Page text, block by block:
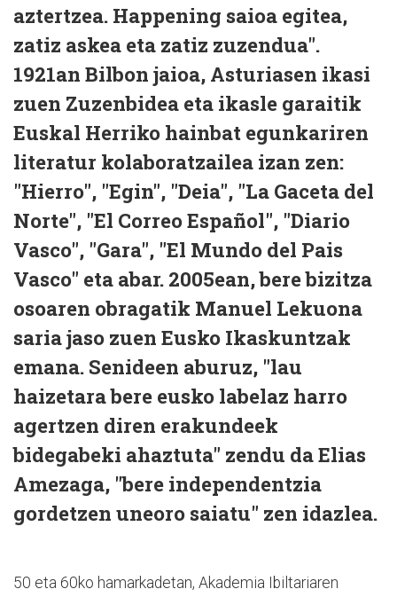
aztertzea. Happening saioa egitea,
zatiz askea eta zatiz zuzendua".
1921an Bilbon jaioa, Asturiasen ikasi
zuen Zuzenbidea eta ikasle garaitik
Euskal Herriko hainbat egunkariren
literatur kolaboratzailea izan zen:
"Hierro", "Egin", "Deia", "La Gaceta del
Norte", "El Correo Español", "Diario
Vasco", "Gara", "El Mundo del Pais
Vasco" eta abar. 2005ean, bere bizitza
osoaren obragatik Manuel Lekuona
saria jaso zuen Eusko Ikaskuntzak
emana. Senideen aburuz, "lau
haizetara bere eusko labelaz harro
agertzen diren erakundeek
bidegabeki ahaztuta" zendu da Elias
Amezaga, "bere independentzia
gordetzen uneoro saiatu" zen idazlea.
50 eta 60ko hamarkadetan, Akademia Ibiltariaren